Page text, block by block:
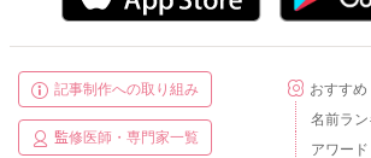
記事制作への取り組み
監修医師・専門家一覧
おすすめ
名前ラ
アワード